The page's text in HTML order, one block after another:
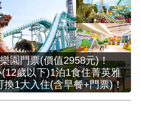
園門票(價值2958元)！
歲以下)1泊1食住菁英雅
換1大入住(含早餐+門票)！